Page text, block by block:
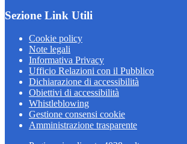
Sezione Link Utili
Cookie policy
Note legali
Informativa Privacy
Ufficio Relazioni con il Pubblico
Dichiarazione di accessibilità
Obiettivi di accessibilità
Whistleblowing
Gestione consensi cookie
Amministrazione trasparente